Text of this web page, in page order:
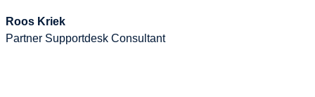
Roos Kriek
Partner Supportdesk Consultant